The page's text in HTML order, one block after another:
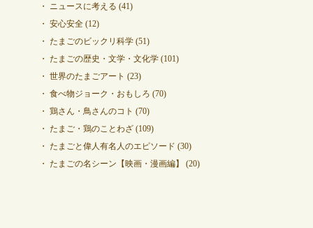
ニュースに考える (41)
安心安全(12)
たまごのビックリ科学(51)
たまごの歴史・文学・文化学(101)
世界のたまごアート (23)
食べ物ジョーク・おもしろ (70)
鶏さん・鳥さんのコト (70)
たまご・鶏のことわざ(109)
たまごと偉人有名人のエピソード (30)
たまごの名シーン【映画・漫画編】
(20)